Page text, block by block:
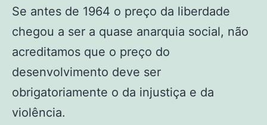
Se antes de 1964 o preço da liberdade
chegou a ser a quase anarquia social, não
acreditamos que o preço do
desenvolvimento deve ser
obrigatoriamente o da injustiça e da
violência.